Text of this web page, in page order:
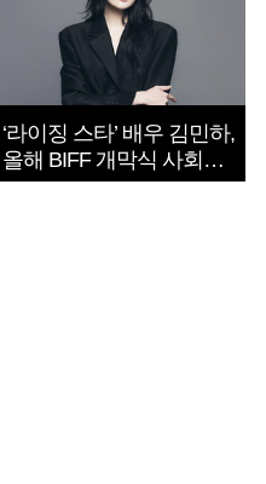
‘라이징 스타’ 배우 김민하,
올해 BIFF 개막식 사회자
확정